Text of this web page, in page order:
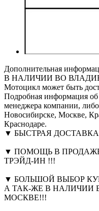
Дополнительная
В НАЛИЧИИ ВО
Мотоцикл может быть
Подробная информация
менеджера компании,
Новосибирске, Москве,
Краснодаре.
▼ БЫСТРАЯ
▼ ПОМОЩЬ В
ТРЭЙД-ИН !!!
▼ БОЛЬШОЙ ВЫБОР
А ТАК-ЖЕ В НАЛИЧИИ
МОСКВЕ!!!